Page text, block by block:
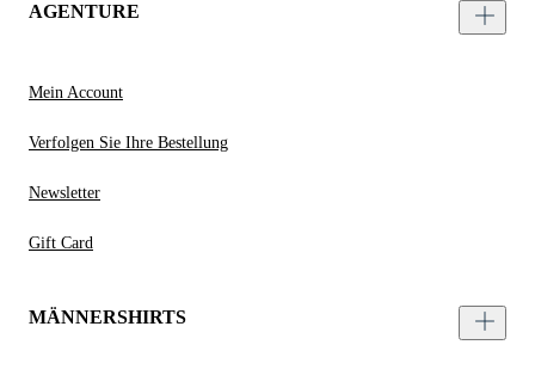
AGENTURE
Mein Account
Verfolgen Sie Ihre Bestellung
Newsletter
Gift Card
MÄNNERSHIRTS